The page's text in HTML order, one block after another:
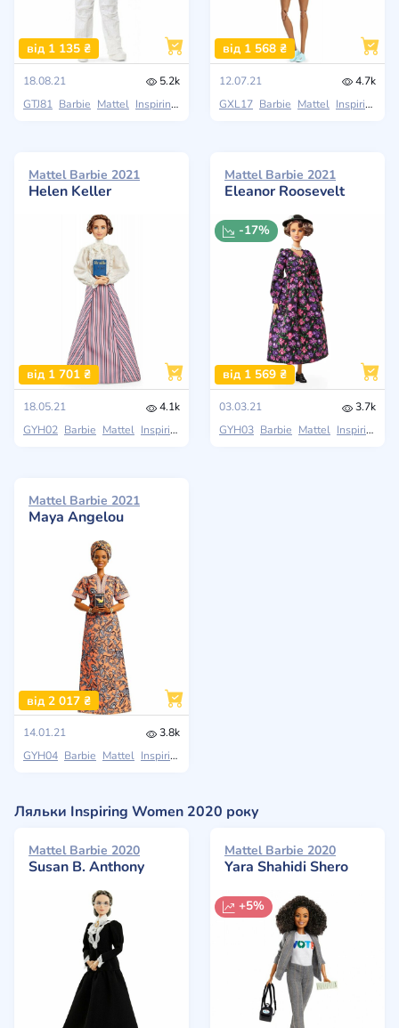
від 1 135 ₴
18.08.21
5.2k
GTJ81 Barbie Mattel Inspiring Women
від 1 568 ₴
12.07.21
4.7k
GXL17 Barbie Mattel Inspiring Women
Mattel Barbie 2021
Helen Keller
від 1 701 ₴
18.05.21
4.1k
GYH02 Barbie Mattel Inspiring Women
Mattel Barbie 2021
Eleanor Roosevelt
-17%
від 1 569 ₴
03.03.21
3.7k
GYH03 Barbie Mattel Inspiring Women
Mattel Barbie 2021
Maya Angelou
від 2 017 ₴
14.01.21
3.8k
GYH04 Barbie Mattel Inspiring Women
Ляльки Inspiring Women 2020 року
Mattel Barbie 2020
Susan B. Anthony
Mattel Barbie 2020
Yara Shahidi Shero
+5%